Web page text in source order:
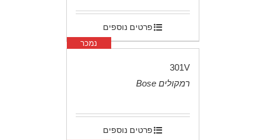
פרטים נוספים
נמכר
301V
רמקולים Bose
פרטים נוספים